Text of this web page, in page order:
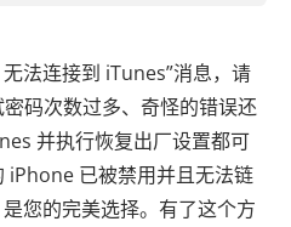
法连接到 iTunes”消息，请
码次数过多、奇怪的错误还
并执行恢复出厂设置都可
iPhone 已被禁用并且无法链
您的完美选择。有了这个方